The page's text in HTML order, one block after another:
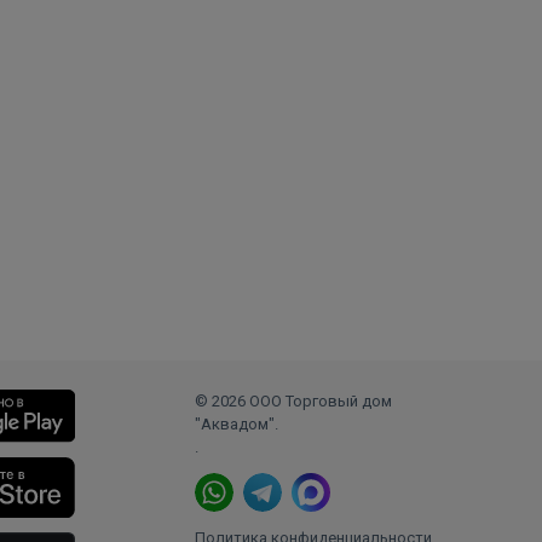
© 2026 ООО Торговый дом
"Аквадом".
.
Политика конфиденциальности